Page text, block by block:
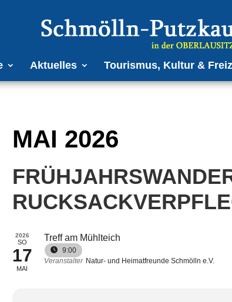
Aktuelles Tourismus, Kultur &
MAI 2026
2026
SO
17
MAI
Treff am Mühlteich
9:00
Veranstalter Natur- und Heimatfreunde Schmölln e.V.